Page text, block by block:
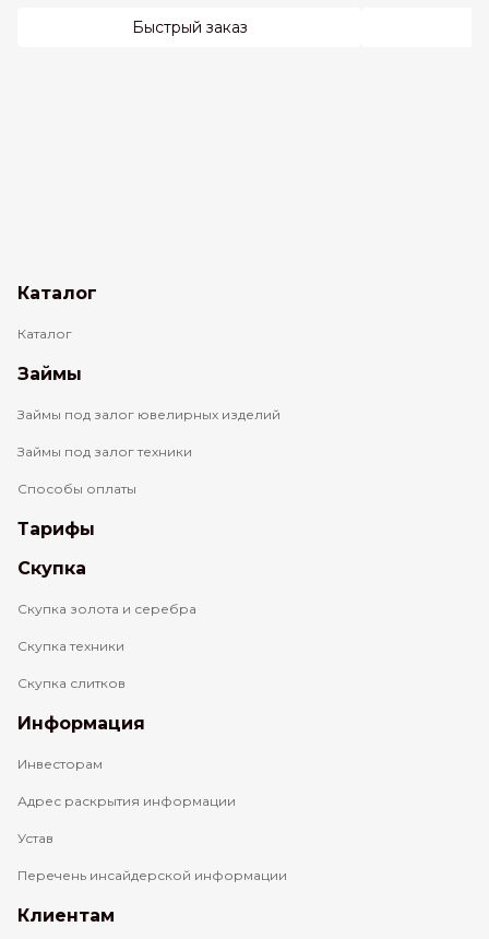
Быстрый заказ
Каталог
Каталог
Займы
Займы под залог ювелирных изделий
Займы под залог техники
Способы оплаты
Тарифы
Скупка
Скупка золота и серебра
Скупка техники
Скупка слитков
Информация
Инвесторам
Адрес раскрытия информации
Устав
Перечень инсайдерской информации
Клиентам